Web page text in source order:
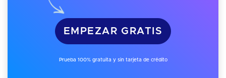
EMPEZAR GRATIS
Prueba 100% gratuita y sin tarjeta de crédito